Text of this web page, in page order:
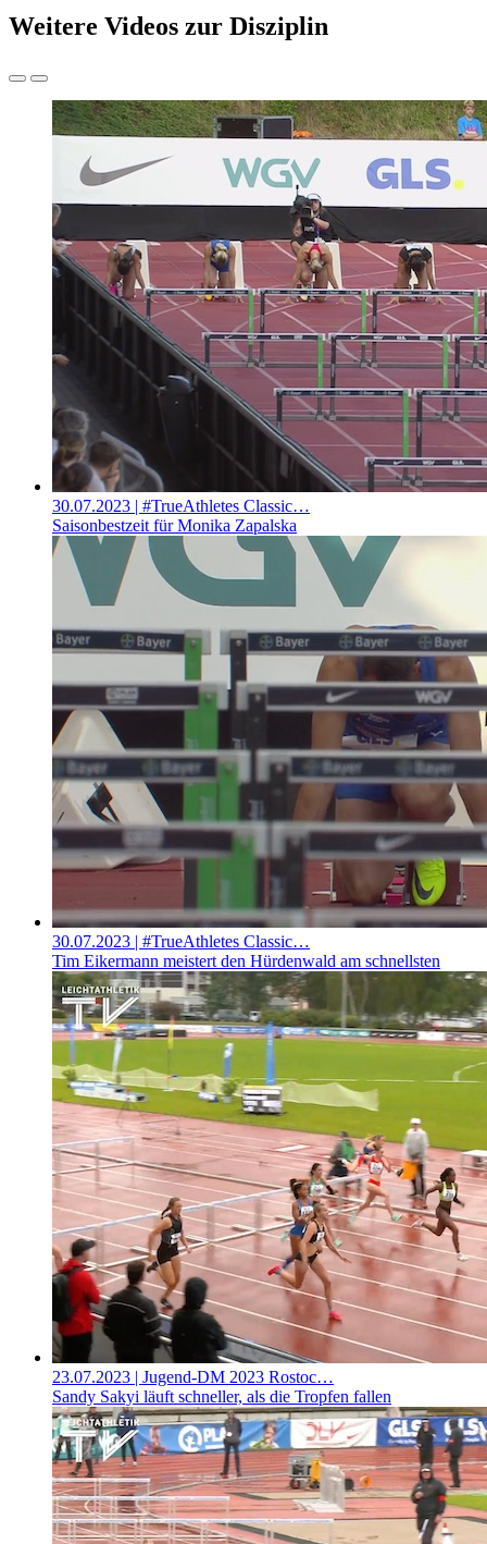
Weitere Videos zur Disziplin
30.07.2023 | #TrueAthletes Classic…
Saisonbestzeit für Monika Zapalska
30.07.2023 | #TrueAthletes Classic…
Tim Eikermann meistert den Hürdenwald am schnellsten
23.07.2023 | Jugend-DM 2023 Rostoc…
Sandy Sakyi läuft schneller, als die Tropfen fallen